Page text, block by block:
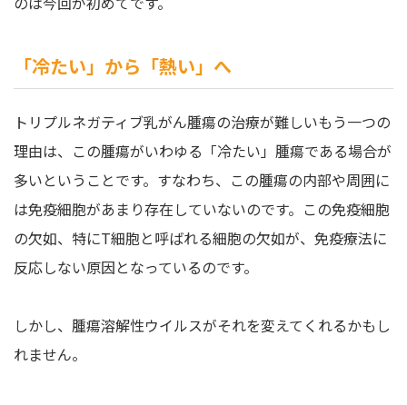
「冷たい」から「熱い」へ
トリプルネガティブ乳がん腫瘍の治療が難しいもう一つの
理由は、この腫瘍がいわゆる「冷たい」腫瘍である場合が
多いということです。すなわち、この腫瘍の内部や周囲に
は免疫細胞があまり存在していないのです。この免疫細胞
の欠如、特にT細胞と呼ばれる細胞の欠如が、免疫療法に
反応しない原因となっているのです。
しかし、腫瘍溶解性ウイルスがそれを変えてくれるかもし
れません。